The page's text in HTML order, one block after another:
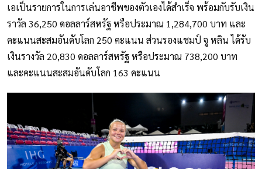
เอเป็นรายการในการเล่นอาชีพของตัวเองได้สำเร็จ พร้อมกับรับเงิน
ราวัล 36,250 ดอลลาร์สหรัฐ หรือประมาณ 1,284,700 บาท และ
คะแนนสะสมอันดับโลก 250 คะแนน ส่วนรองแชมป์ จู หลิน ได้รับ
เงินรางวัล 20,830 ดอลลาร์สหรัฐ หรือประมาณ 738,200 บาท
และคะแนนสะสมอันดับโลก 163 คะแนน